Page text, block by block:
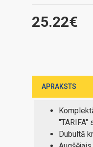
25.22€
APRAKSTS
"TARIFA"
Dubultā